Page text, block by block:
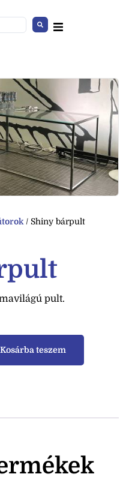
/ Shiny bárpult
pult.
Kosárba teszem
talppal